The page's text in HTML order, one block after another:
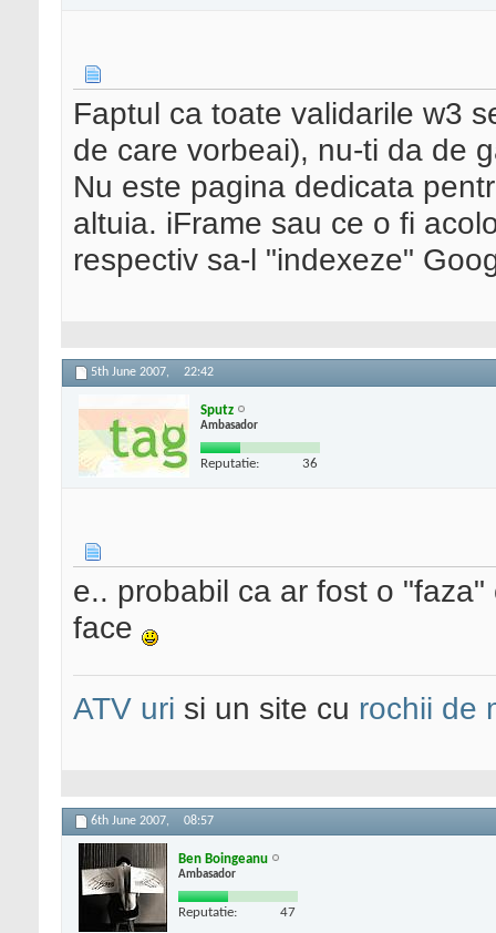
Faptul ca toate validarile w3
de care vorbeai), nu-ti da de
Nu este pagina dedicata
altuia. iFrame sau ce o fi
respectiv sa-l "indexeze"
5th June 2007, 22:42
Sputz
Ambasador
Reputatie: 36
e.. probabil ca ar fost o
face
ATV uri si un site cu rochii de
6th June 2007, 08:57
Ben Boingeanu
Ambasador
Reputatie: 47